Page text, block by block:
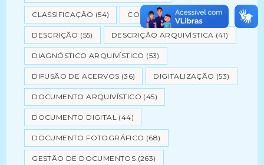
CLASSIFICAÇÃO (54) CONSERVAÇÃO(82)
DESCRIÇÃO (55) DESCRIÇÃO ARQUIVÍSTICA (41)
DIAGNÓSTICO ARQUIVÍSTICO (53)
DIFUSÃO DE ACERVOS (36) DIGITALIZAÇÃO (53)
DOCUMENTO ARQUIVÍSTICO (45)
DOCUMENTO DIGITAL (44)
DOCUMENTO FOTOGRÁFICO (68)
GESTÃO DE DOCUMENTOS (263)